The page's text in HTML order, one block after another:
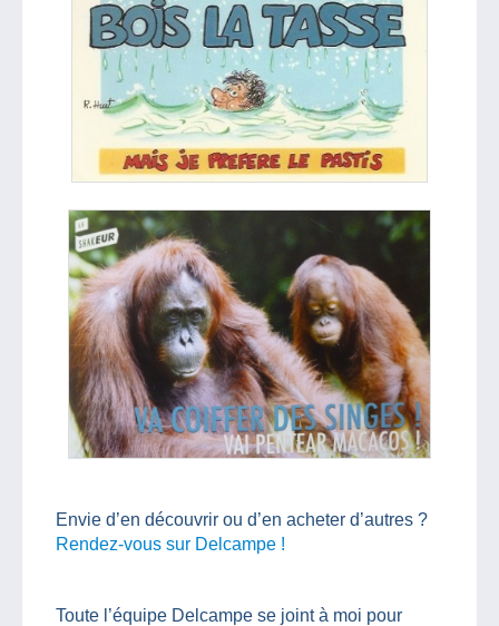
Envie d’en découvrir ou d’en acheter d’autres ?
Rendez-vous sur Delcampe !
Toute l’équipe Delcampe se joint à moi pour